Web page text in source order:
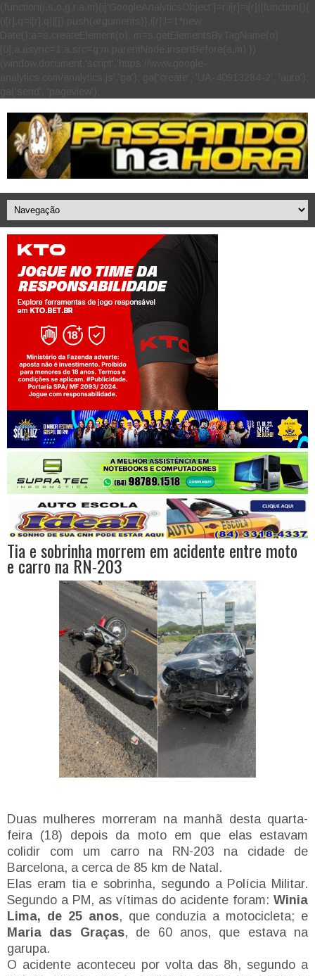
Jogue com responsabilidade. 18+
Tia e sobrinha morrem em acidente entre moto
e carro na RN-203
Duas mulheres morreram na manhã desta quarta-
feira (18) depois da moto em que elas estavam
colidir com um carro na RN-203 na cidade de
Barcelona, a cerca de 85 km de Natal.
Elas eram tia e sobrinha, segundo a Polícia Militar.
Segundo a PM, as vítimas do acidente foram: Winia
Lima, de 25 anos, que conduzia a motocicleta; e
Maria das Graças, de 60 anos, que estava na
garupa.
O acidente aconteceu por volta das 8h, segundo a